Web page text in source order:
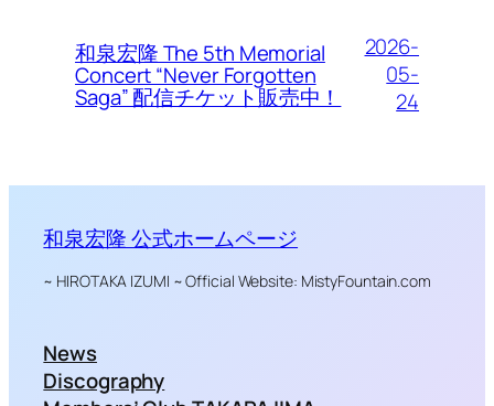
和泉宏隆 The 5th Memorial
Concert “Never Forgotten
Saga” 配信チケット販売中！
2026-
05-
24
和泉宏隆 公式ホームページ
~ HIROTAKA IZUMI ~ Official Website: MistyFountain.com
News
Discography